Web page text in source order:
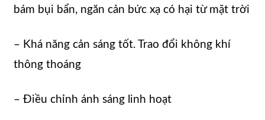
bám bụi bẩn, ngăn cản bức xạ có hại từ mặt trời
– Khá năng cản sáng tốt. Trao đổi không khí
thông thoáng
– Điều chỉnh ánh sáng linh hoạt